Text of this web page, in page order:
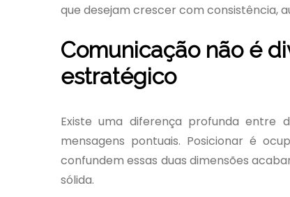
que desejam crescer com consistência,
Comunicação não é
estratégico
Existe uma diferença profunda entre
mensagens pontuais. Posicionar é
confundem essas duas dimensões
sólida.